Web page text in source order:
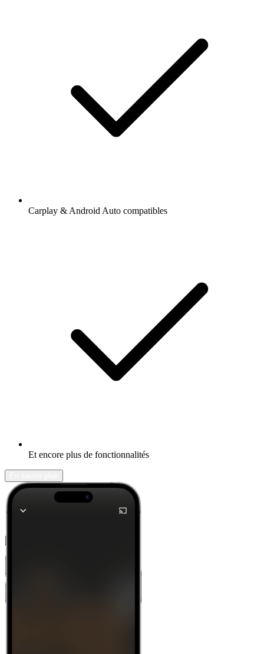
Carplay & Android Auto compatibles
Et encore plus de fonctionnalités